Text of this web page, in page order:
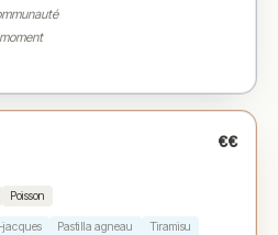
€€
Poisson
jacques Pastilla agneau Tiramisu